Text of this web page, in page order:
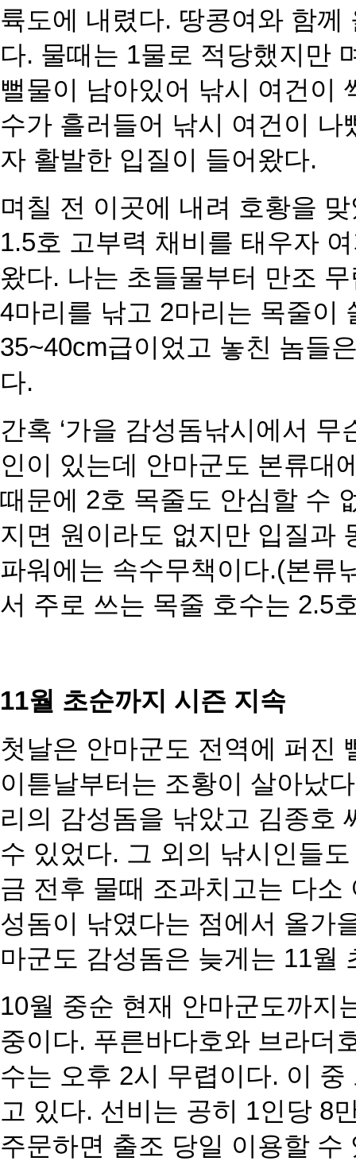
륙도에 내렸다. 땅콩여와 함
다. 물때는 1물로 적당했지만
뻘물이 남아있어 낚시 여건이
수가 흘러들어 낚시 여건이
자 활발한 입질이 들어왔다.
며칠 전 이곳에 내려 호황을
1.5호 고부력 채비를 태우자
왔다. 나는 초들물부터 만조
4마리를 낚고 2마리는 목줄이
35~40cm급이었고 놓친 놈들
다.
간혹 ‘가을 감성돔낚시에서
인이 있는데 안마군도 본류대
때문에 2호 목줄도 안심할 수
지면 원이라도 없지만 입질과
파워에는 속수무책이다.(본류
서 주로 쓰는 목줄 호수는 2.5
11월 초순까지 시즌 지속
첫날은 안마군도 전역에 퍼진
이튿날부터는 조황이 살아났
리의 감성돔을 낚았고 김종호
수 있었다. 그 외의 낚시인들
금 전후 물때 조과치고는 다
성돔이 낚였다는 점에서 올가
마군도 감성돔은 늦게는 11월
10월 중순 현재 안마군도까지
중이다. 푸른바다호와 브라더
수는 오후 2시 무렵이다. 이
고 있다. 선비는 공히 1인당 8
주문하면 출조 당일 이용할 수